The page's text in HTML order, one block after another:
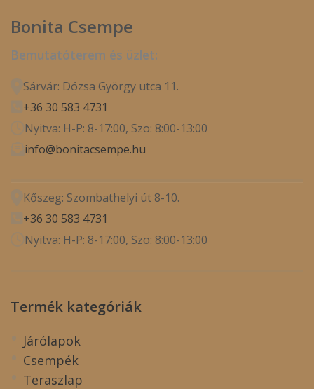
Bonita Csempe
Bemutatóterem és üzlet:
Sárvár: Dózsa György utca 11.
+36 30 583 4731
Nyitva: H-P: 8-17:00, Szo: 8:00-13:00
info@bonitacsempe.hu
Kőszeg: Szombathelyi út 8-10.
+36 30 583 4731
Nyitva: H-P: 8-17:00, Szo: 8:00-13:00
Termék kategóriák
Járólapok
Csempék
Teraszlap